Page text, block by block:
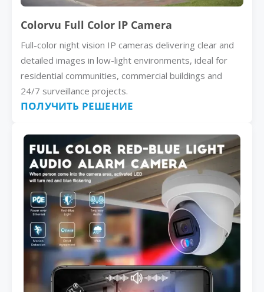
Colorvu Full Color IP Camera
Full-color night vision IP cameras delivering clear and
detailed images in low-light environments, ideal for
residential communities, commercial buildings and
24/7 surveillance projects.
ПОЛУЧИТЬ РЕШЕНИЕ